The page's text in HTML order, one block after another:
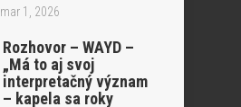
mar 1, 2026
Rozhovor – WAYD –
„Má to aj svoj
interpretačný význam
– kapela sa roky